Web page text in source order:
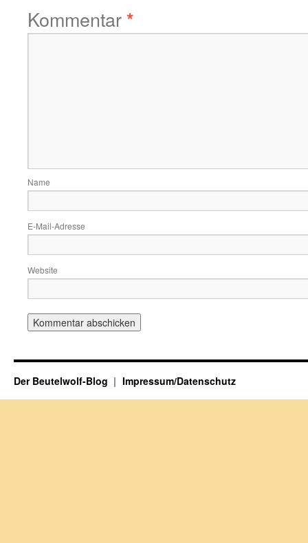
Kommentar*
Name
E-Mail-Adresse
Website
Der Beutelwolf-Blog Impressum/Datenschutz